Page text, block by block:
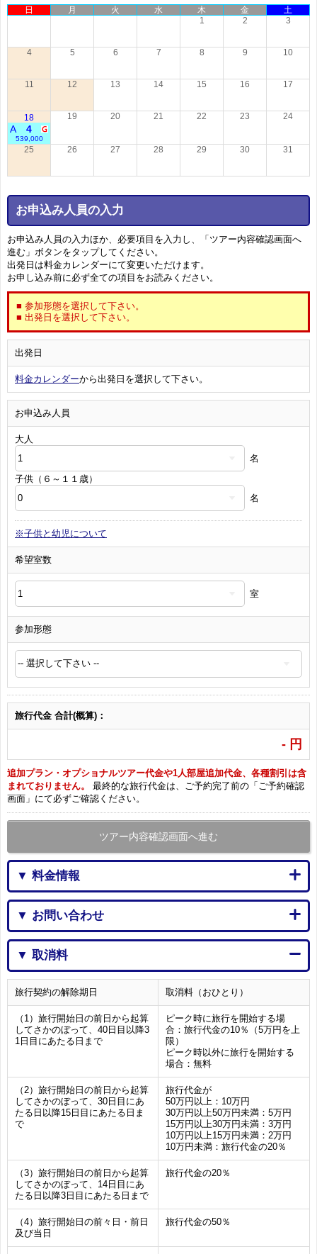
日 月 火 水 木 金
土
1
2 3
4 5 6 7 8 9 10
11 12 13 14 15 16 17
18
4
A
539,000
19 20 21 22 23 24
25 26 27 28 29 30 31
お申込み人員の入力
お申込み人員の入力ほか、必要項目を入力し、「ツアー内容確認画面へ
進む」ボタンをタップしてください。
出発日は料金カレンダーにて変更いただけます。
お申し込み前に必ず全ての項目をお読みください。
■ 参加形態を選択して下さい。
■ 出発日を選択して下さい。
出発日
料金カレンダーから出発日を選択して下さい。
お申込み人員
大人
名
子供（６～１１歳）
名
※子供と幼児について
希望室数
室
参加形態
旅行代金 合計(概算)：
- 円
追加プラン・オプショナルツアー代金や1人部屋追加代金、各種割引は含
まれておりません。
最終的な旅行代金は、ご予約完了前の「ご予約確認
画面」にて必ずご確認ください。
ツアー内容確認画面へ進む
▼ 料金情報
▼ お問い合わせ
▼ 取消料
旅行契約の解除期日 取消料（おひとり）
（1）旅行開始日の前日から起算
してさかのぼって、40日目以降3
1日目にあたる日まで
ピーク時に旅行を開始する場
合：旅行代金の10％（5万円を上
限）
ピーク時以外に旅行を開始する
場合：無料
（2）旅行開始日の前日から起算
してさかのぼって、30日目にあ
たる日以降15日目にあたる日ま
で
旅行代金が
50万円以上：10万円
30万円以上50万円未満：5万円
15万円以上30万円未満：3万円
10万円以上15万円未満：2万円
10万円未満：旅行代金の20％
（3）旅行開始日の前日から起算
してさかのぼって、14日目にあ
たる日以降3日目にあたる日まで
旅行代金の20％
（4）旅行開始日の前々日・前日
及び当日
旅行代金の50％